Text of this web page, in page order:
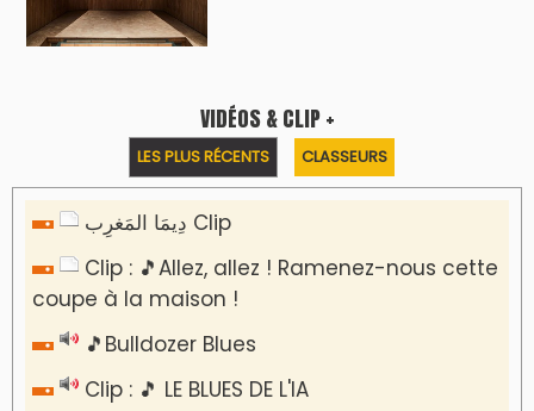
Reportages
Nizar Baraka préside à Marrakech une
l’équité territoriale
​Lancement de la plateforme “Observatoire
des projets” du Ministère de l’Équipement et